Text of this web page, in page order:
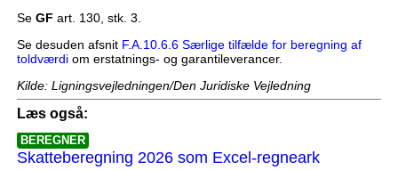
Se GF art. 130, stk. 3.
Se desuden afsnit F.A.10.6.6 Særlige tilfælde for beregning af
toldværdiom erstatnings- og garantileverancer.
Kilde: Ligningsvejledningen/Den Juridiske Vejledning
Læs også:
BEREGNER
Skatteberegning 2026 som Excel-regneark